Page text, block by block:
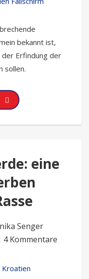
bekannt ist,
der Erfindung der
sollen.
eine
Senger
4 Kommentare